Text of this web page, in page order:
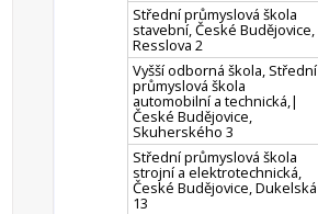
Střední průmyslová škola
stavební, České Budějovice,
Resslova 2
Vyšší odborná škola, Střední
průmyslová škola
automobilní a technická,|
České Budějovice,
Skuherského 3
Střední průmyslová škola
strojní a elektrotechnická,
České Budějovice, Dukelská
13